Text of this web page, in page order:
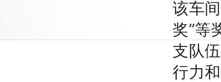
该车
奖”等
支队
行力